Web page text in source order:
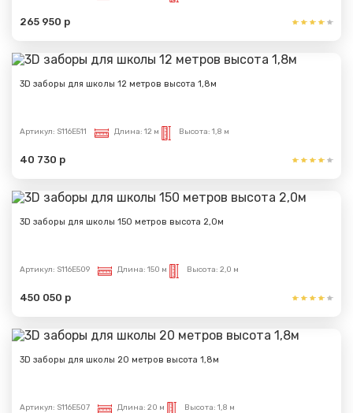
265 950 р
3D заборы для школы 12 метров высота 1,8м
Артикул: S116E511 Длина: 12 м Высота: 1,8 м
40 730 р
3D заборы для школы 150 метров высота 2,0м
Артикул: S116E509 Длина: 150 м Высота: 2,0 м
450 050 р
3D заборы для школы 20 метров высота 1,8м
Артикул: S116E507 Длина: 20 м Высота: 1,8 м